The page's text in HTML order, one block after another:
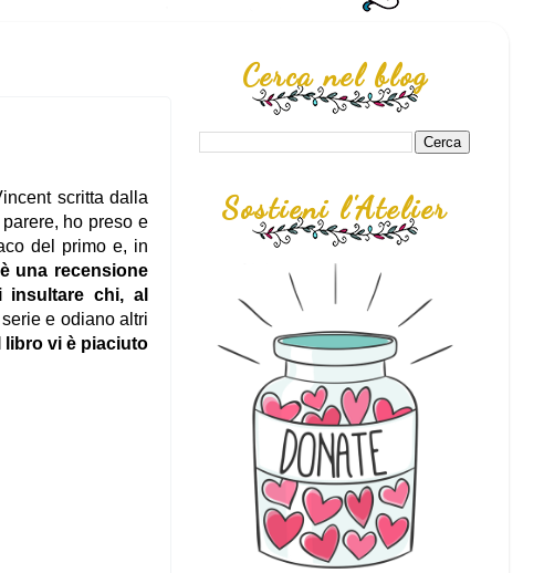
scritta dalla
ho preso e
del primo e, in
una recensione
chi, al
e odiano altri
libro vi è piaciuto
Cerca nel blog
Sostieni l'Atelier